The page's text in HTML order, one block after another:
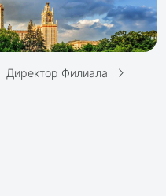
Директор Филиала